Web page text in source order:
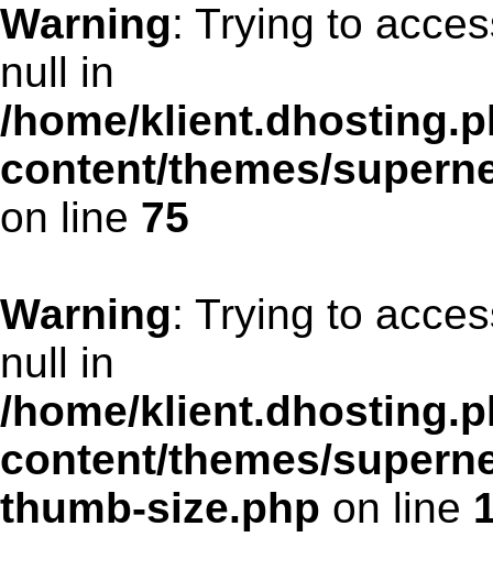
Warning: Trying to
null in
/home/
content/themes/
on line 75
Warning: Trying to
null in
/home/
content/themes/
thumb-size.php on line